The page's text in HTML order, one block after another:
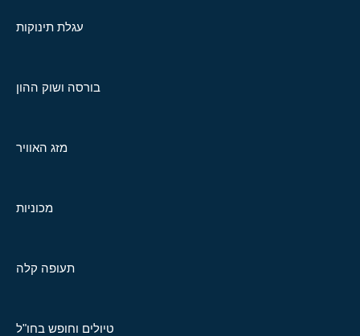
עגלת תינוקות
בורסה ושוק ההון
מזג האוויר
מכוניות
תעופה קלה
טיולים וחופש בחו"ל